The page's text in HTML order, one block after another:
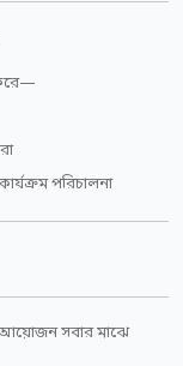
পরিচালনা
সবার মাঝে